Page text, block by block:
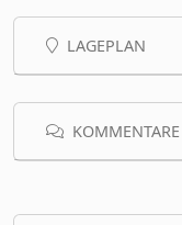
LAGEPLAN
KOMMENTARE